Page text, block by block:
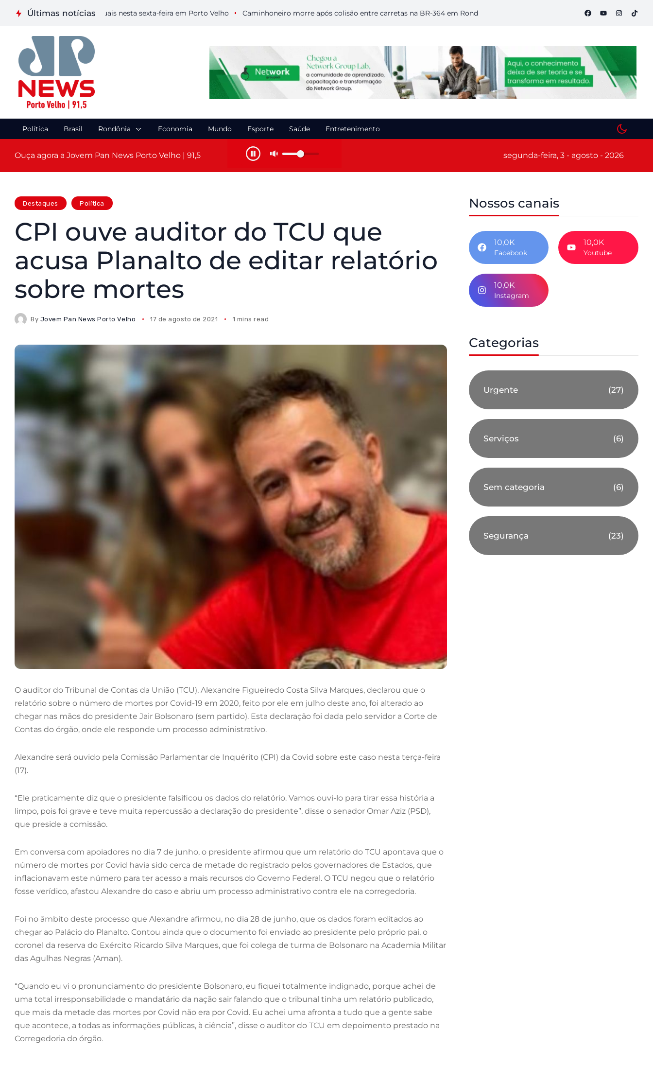
Últimas notícias
etapa de Artes Visuais nesta sexta-feira em Porto Velho Caminhoneiro morre após colisão entre carretas na BR-364 em Rondônia Semana S do Comércio começa hoje em Porto
Política Brasil Rondônia Economia Mundo Esporte Saúde Entretenimento
Ouça agora a Jovem Pan News Porto Velho | 91,5 segunda-feira, 3 - agosto - 2026
Destaques Política
CPI ouve auditor do TCU que
acusa Planalto de editar relatório
sobre mortes
By Jovem Pan News Porto Velho 17 de agosto de 2021 1 mins read
O auditor do Tribunal de Contas da União (TCU), Alexandre Figueiredo Costa Silva Marques, declarou que o
relatório sobre o número de mortes por Covid-19 em 2020, feito por ele em julho deste ano, foi alterado ao
chegar nas mãos do presidente Jair Bolsonaro (sem partido). Esta declaração foi dada pelo servidor a Corte de
Contas do órgão, onde ele responde um processo administrativo.
Alexandre será ouvido pela Comissão Parlamentar de Inquérito (CPI) da Covid sobre este caso nesta terça-feira
(17).
“Ele praticamente diz que o presidente falsificou os dados do relatório. Vamos ouvi-lo para tirar essa história a
limpo, pois foi grave e teve muita repercussão a declaração do presidente”, disse o senador Omar Aziz (PSD),
que preside a comissão.
Em conversa com apoiadores no dia 7 de junho, o presidente afirmou que um relatório do TCU apontava que o
número de mortes por Covid havia sido cerca de metade do registrado pelos governadores de Estados, que
inflacionavam este número para ter acesso a mais recursos do Governo Federal. O TCU negou que o relatório
fosse verídico, afastou Alexandre do caso e abriu um processo administrativo contra ele na corregedoria.
Foi no âmbito deste processo que Alexandre afirmou, no dia 28 de junho, que os dados foram editados ao
chegar ao Palácio do Planalto. Contou ainda que o documento foi enviado ao presidente pelo próprio pai, o
coronel da reserva do Exército Ricardo Silva Marques, que foi colega de turma de Bolsonaro na Academia Militar
das Agulhas Negras (Aman).
“Quando eu vi o pronunciamento do presidente Bolsonaro, eu fiquei totalmente indignado, porque achei de
uma total irresponsabilidade o mandatário da nação sair falando que o tribunal tinha um relatório publicado,
que mais da metade das mortes por Covid não era por Covid. Eu achei uma afronta a tudo que a gente sabe
que acontece, a todas as informações públicas, à ciência”, disse o auditor do TCU em depoimento prestado na
Corregedoria do órgão.
Nossos canais
10,0K
Facebook
10,0K
Youtube
10,0K
Instagram
Categorias
Urgente (27)
Serviços (6)
Sem categoria (6)
Segurança (23)